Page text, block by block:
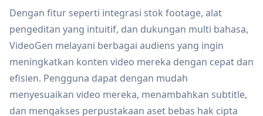
Dengan fitur seperti integrasi stok footage, alat
pengeditan yang intuitif, dan dukungan multi bahasa,
VideoGen melayani berbagai audiens yang ingin
meningkatkan konten video mereka dengan cepat dan
efisien. Pengguna dapat dengan mudah
menyesuaikan video mereka, menambahkan subtitle,
dan mengakses perpustakaan aset bebas hak cipta